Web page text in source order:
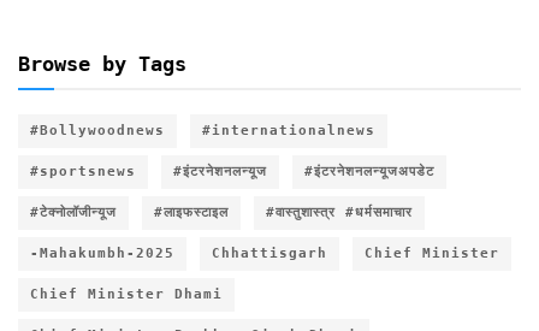
Browse by Tags
#Bollywoodnews #internationalnews
#sportsnews #इंटरनेशनलन्यूज #इंटरनेशनलन्यूजअपडेट
#टेक्नोलॉजीन्यूज #लाइफस्टाइल #वास्तुशास्त्र #धर्मसमाचार
-Mahakumbh-2025 Chhattisgarh Chief Minister
Chief Minister Dhami